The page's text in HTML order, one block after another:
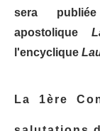
sera
apostolique
l'encyclique
La 1ère